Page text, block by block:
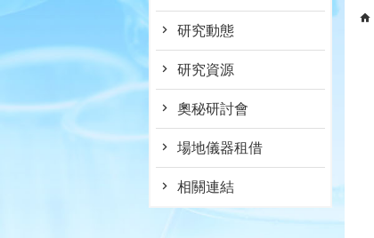
研究動態
研究資源
奧秘研討會
場地儀器租借
相關連結